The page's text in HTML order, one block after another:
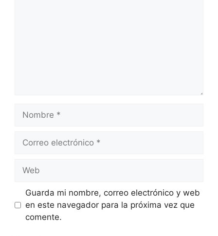
electrónico
Guarda mi nombre, correo electrónico y web
en este navegador para la próxima vez que
comente.